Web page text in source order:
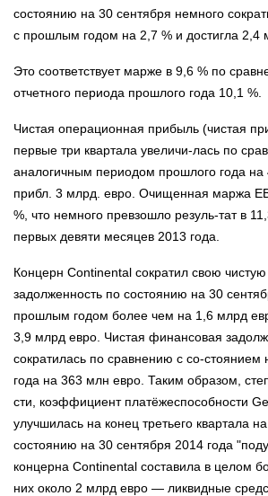
состоянию на 30 сентября немного
с прошлым годом на 2,7 % и достигла 2,4
Это соответствует марже в 9,6 % по
отчетного периода прошлого года 10,1 %.
Чистая операционная прибыль (чистая
первые три квартала увеличи-лась по
аналогичным периодом прошлого года на
прибл. 3 млрд. евро. Очищенная маржа
%, что немного превзошло резуль-тат в
первых девяти месяцев 2013 года.
Концерн Continental сократил свою
задолженность по состоянию на 30
прошлым годом более чем на 1,6 млрд
3,9 млрд евро. Чистая финансовая
сократилась по сравнению с со-стоянием
года на 363 млн евро. Таким образом,
сти, коэффициент платёжеспособности
улучшилась на конец третьего квартала
состоянию на 30 сентября 2014 года
концерна Continental составила в целом
них около 2 млрд евро — ликвидные